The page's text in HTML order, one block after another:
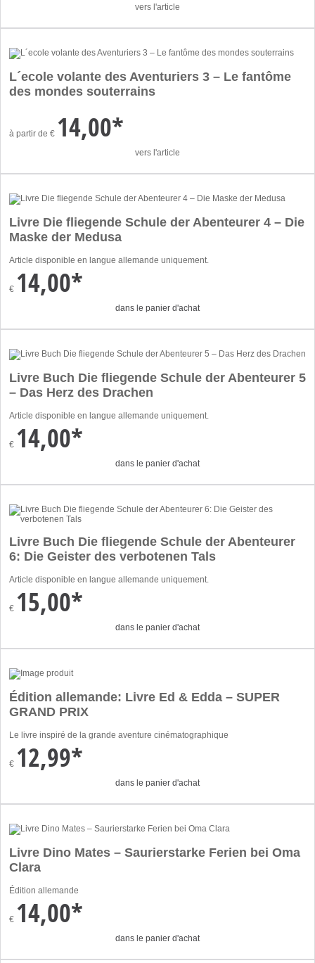
vers l'article
L´ecole volante des Aventuriers 3 – Le fantôme
des mondes souterrains
à partir de € 14,00*
vers l'article
Livre Die fliegende Schule der Abenteurer 4 – Die
Maske der Medusa
Article disponible en langue allemande uniquement.
€ 14,00*
dans le panier d'achat
Livre Buch Die fliegende Schule der Abenteurer 5
– Das Herz des Drachen
Article disponible en langue allemande uniquement.
€ 14,00*
dans le panier d'achat
Livre Buch Die fliegende Schule der Abenteurer
6: Die Geister des verbotenen Tals
Article disponible en langue allemande uniquement.
€ 15,00*
dans le panier d'achat
Édition allemande: Livre Ed & Edda – SUPER
GRAND PRIX
Le livre inspiré de la grande aventure cinématographique
€ 12,99*
dans le panier d'achat
Livre Dino Mates – Saurierstarke Ferien bei Oma
Clara
Édition allemande
€ 14,00*
dans le panier d'achat